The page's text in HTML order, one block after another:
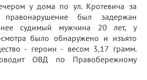
у дома по ул. Кротевича за
правонарушение был задержан
судимый мужчина 20 лет, у
было обнаружено и изъято
- героин - весом 3,17 грамм.
ОВД по Правобережному